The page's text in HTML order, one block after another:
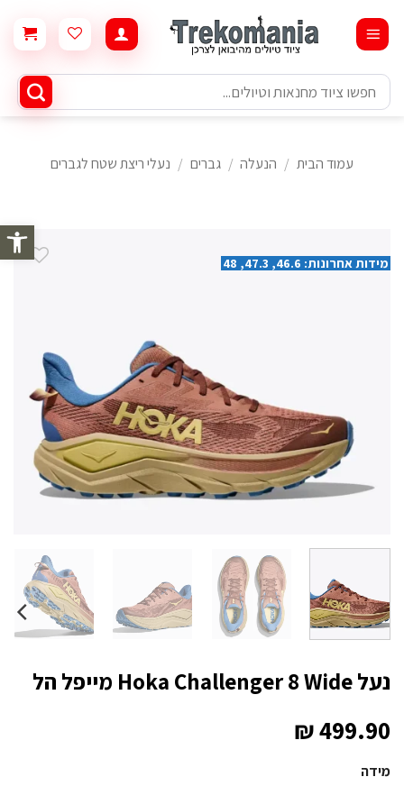
פתח
content
חיפוש
עבור:
עמוד הבית / הנעלה / גברים / נעלי ריצת שטח לגברים
מידות אחרונות: 46.6, 47.3, 48
נעל Hoka Challenger 8 Wide מייפל הל
₪499.90
מידה